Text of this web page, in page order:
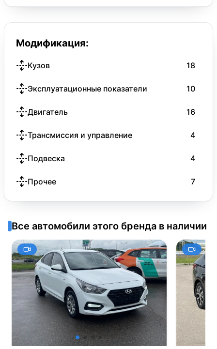
Модификация:
Кузов 18
Эксплуатационные показатели 10
Двигатель 16
Трансмиссия и управление 4
Подвеска 4
Прочее 7
Все автомобили этого бренда в наличии